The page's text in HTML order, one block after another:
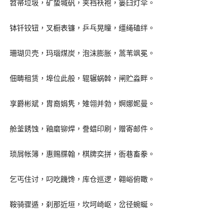
笤帚垃圾，矿蛰堿矾，夹裆袄袍，篓臼灯伞。
钵钎铰钮，叉橱表镰，乒乓晃瞳，缰绳磕绊。
珊瑚贝壳，玛瑙煤炭，泡沫膨胀，蒿苇飒冕。
佃畴租赁，埠位此般，辊辗蜗斡，闸贮淼畔。
享爵彬斌，胄裔娟隽，雉翎并勃，婀娜妮曼。
舱釜銹蚀，釉磨铆焊，誊蜡印刷，赠寄邮件。
琐屑帐簿，惠赐牒翰，棋牌奕拼，衙巷畜豢。
乞丐住讨，叼吃饑馋，库仓巡逻，翱峪俯瞰。
鞍骑骤遁，刹那近垣，坎坷崎岖，岔径蜿蜒。